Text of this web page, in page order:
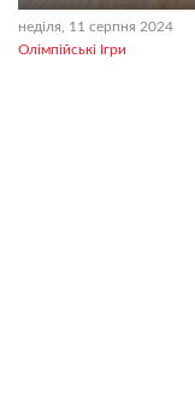
неділя, 11 серпня 2024
Олімпійські Ігри